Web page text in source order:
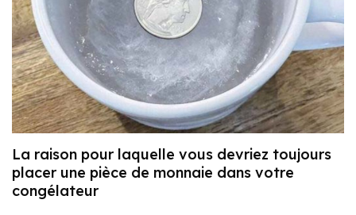
La raison pour laquelle vous devriez toujours
placer une pièce de monnaie dans votre
congélateur